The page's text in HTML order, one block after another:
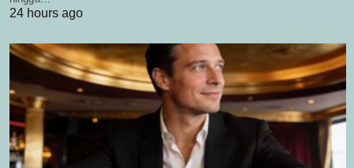
24 hours ago